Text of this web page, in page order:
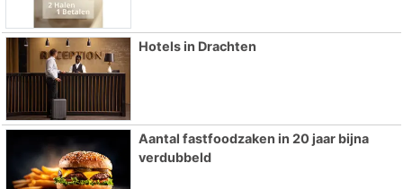
Hotels in Drachten
Aantal fastfoodzaken in 20 jaar bijna
verdubbeld